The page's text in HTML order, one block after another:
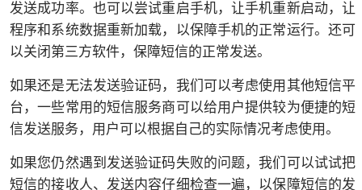
发送成功率。也可以尝试重启手机，让手机重新启动，让
程序和系统数据重新加载，以保障手机的正常运行。还可
以关闭第三方软件，保障短信的正常发送。
如果还是无法发送验证码，我们可以考虑使用其他短信平
台，一些常用的短信服务商可以给用户提供较为便捷的短
信发送服务，用户可以根据自己的实际情况考虑使用。
如果您仍然遇到发送验证码失败的问题，我们可以试试把
短信的接收人、发送内容仔细检查一遍，以保障短信的发